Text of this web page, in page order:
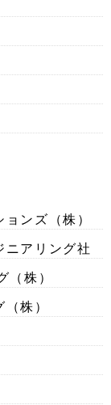
ョンズ （株）
ニアリング社
（株）
株）